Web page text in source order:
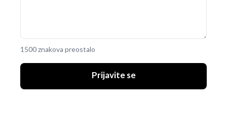
1500 znakova preostalo
Prijavite se